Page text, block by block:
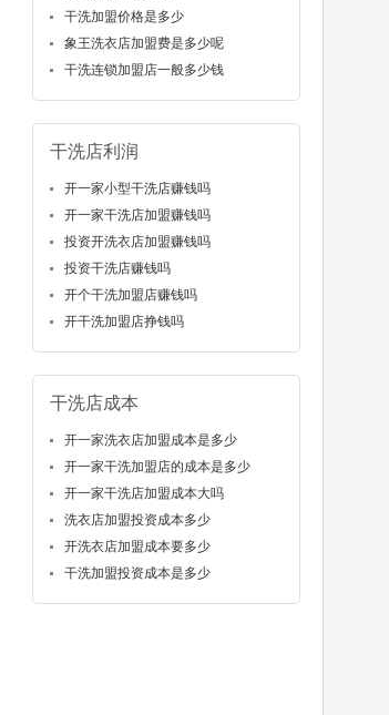
干洗加盟价格是多少
象王洗衣店加盟费是多少呢
干洗连锁加盟店一般多少钱
干洗店利润
开一家小型干洗店赚钱吗
开一家干洗店加盟赚钱吗
投资开洗衣店加盟赚钱吗
投资干洗店赚钱吗
开个干洗加盟店赚钱吗
开干洗加盟店挣钱吗
干洗店成本
开一家洗衣店加盟成本是多少
开一家干洗加盟店的成本是多少
开一家干洗店加盟成本大吗
洗衣店加盟投资成本多少
开洗衣店加盟成本要多少
干洗加盟投资成本是多少